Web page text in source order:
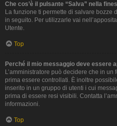
Che cos’è il pulsante “Salva” nella
La funzione ti permette di salvare bozze
in seguito. Per utilizzarle vai
Utente.
Top
Perché il mio messaggio deve essere
L’amministratore può decidere che in
prima essere controllati. È inoltre
inserito in un gruppo di utenti i cui
prima di essere resi visibili. Contatta
informazioni.
Top